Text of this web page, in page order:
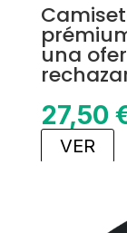
una
27,50
VER